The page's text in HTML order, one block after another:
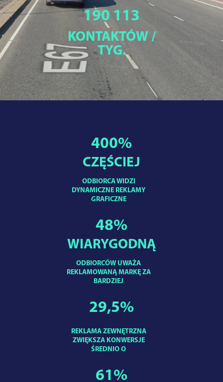
190 113
KONTAKTÓW /
TYG.
ODBIORCA WIDZI
DYNAMICZNE REKLAMY
GRAFICZNE
400%
CZĘŚCIEJ
ODBIORCÓW UWAŻA
REKLAMOWANĄ MARKĘ ZA
BARDZIEJ
48%
WIARYGODNĄ
REKLAMA ZEWNĘTRZNA
ZWIĘKSZA KONWERSJE
ŚREDNIO O
29,5%
61%